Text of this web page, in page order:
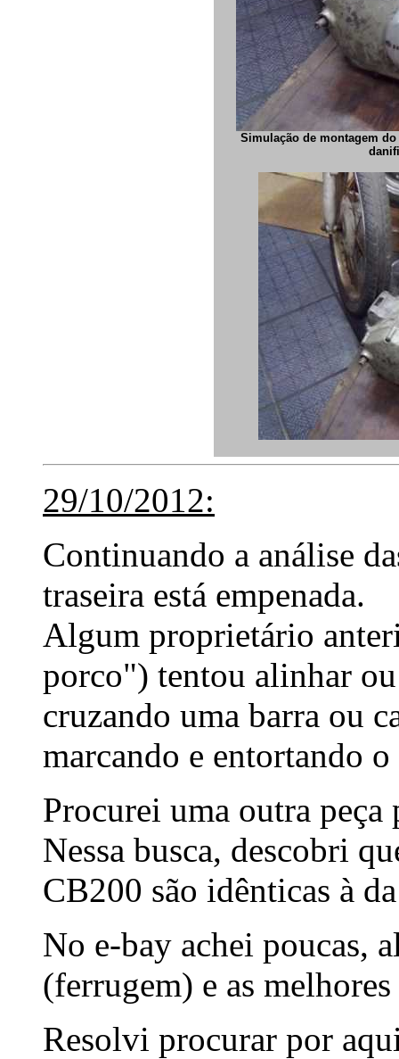
Simulação de montagem
29/10/2012:
Continuando a análise
traseira está empenada.
Algum proprietário
porco") tentou alinhar
cruzando uma barra ou
marcando e entortando
Procurei uma outra peça
Nessa busca, descobri
CB200 são idênticas à
No e-bay achei poucas,
(ferrugem) e as
Resolvi procurar por